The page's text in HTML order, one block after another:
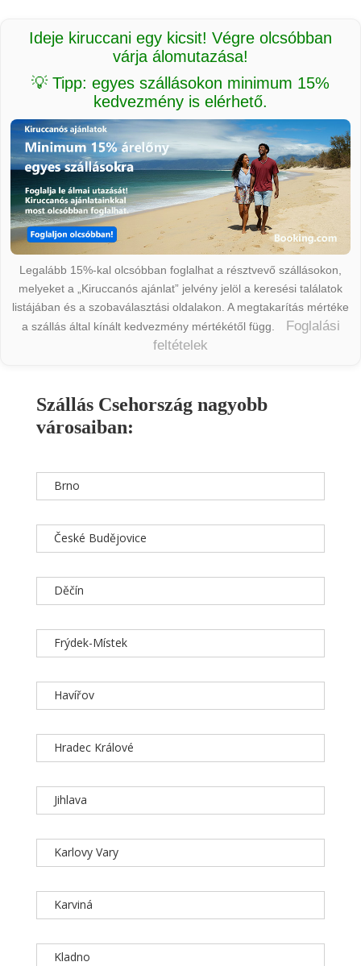
Ideje kiruccani egy kicsit! Végre olcsóbban
várja álomutazása!
💡 Tipp: egyes szállásokon minimum 15%
kedvezmény is elérhető.
Legalább 15%-kal olcsóbban foglalhat a résztvevő szállásokon,
melyeket a „Kiruccanós ajánlat” jelvény jelöl a keresési találatok
listájában és a szobaválasztási oldalakon. A megtakarítás mértéke
a szállás által kínált kedvezmény mértékétől függ.
Foglalási
feltételek
Szállás Csehország nagyobb
városaiban:
Brno
České Budějovice
Děčín
Frýdek-Místek
Havířov
Hradec Králové
Jihlava
Karlovy Vary
Karviná
Kladno